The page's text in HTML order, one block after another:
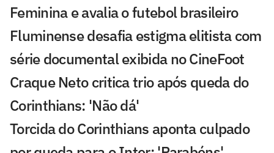
Feminina e avalia o futebol brasileiro
Fluminense desafia estigma elitista com
série documental exibida no CineFoot
Craque Neto critica trio após queda do
Corinthians: 'Não dá'
Torcida do Corinthians aponta culpado